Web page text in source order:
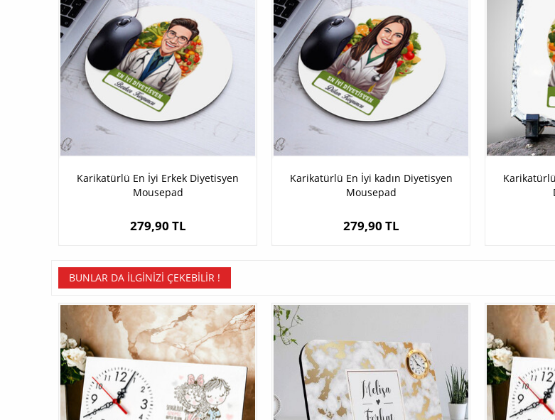
Karikatürlü En İyi Erkek Diyetisyen
Mousepad
279,90 TL
Karikatürlü En İyi kadın Diyetisyen
Mousepad
279,90 TL
BUNLAR DA İLGINIZI ÇEKEBILIR !